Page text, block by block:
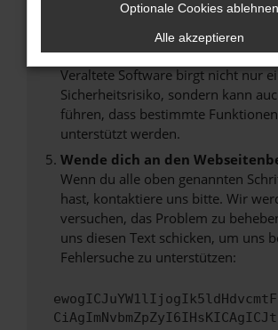
Stelle sicher, dass dein Browser
Betriebssystem auf dem
sind.
Veraltete Software birgt nicht nur
Sicherheitsrisiko, sondern kann
führen, dass bestimmte
unterstützt werden.
Wende dich an den
Wenn du alle oben genannten
hast, kontaktiere uns bitte. Wir
versuchen, das Problem zu
uns diesen Text schicken, um uns
Fehlersuche zu unterstützen:
Optionale Cookies ablehnen
Alle akzeptieren